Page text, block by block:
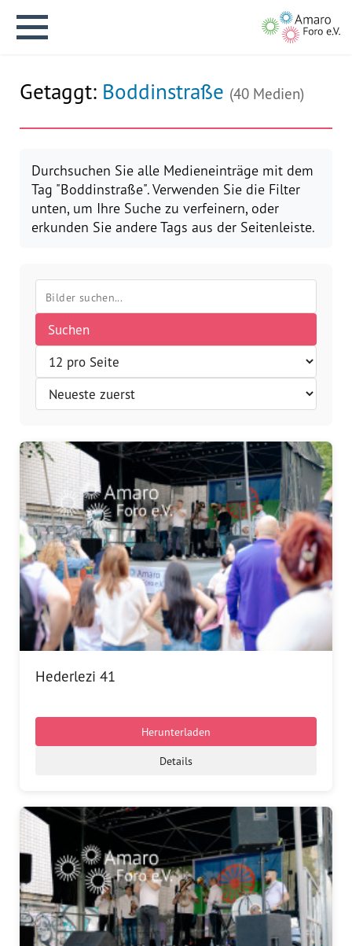
Aktuelles
Vision
Geschichte
Standorte
Dachorganisationen
Projekte
Anlaufstelle Nevo Foro (Neue
Stadt)
Bildungsangebote für
Sozialberatungsstellen
Antiziganismus – DOSTA
Internationale Jugendarbeit
Abgeschlossene Projekte
Materialien
Wissenswertes
Publikationen
Getaggt: Boddinstraße (40 Medien)
Durchsuchen Sie alle Medieneinträge mit dem
Tag "Boddinstraße". Verwenden Sie die Filter
unten, um Ihre Suche zu verfeinern, oder
erkunden Sie andere Tags aus der Seitenleiste.
Suchen
Hederlezi 41
Herunterladen
Details